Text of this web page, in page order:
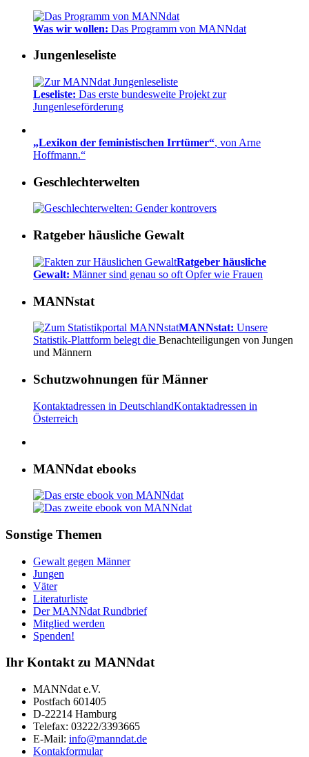
Was wir wollen: Das Programm von MANNdat
Jungenleseliste
Leseliste: Das erste bundesweite Projekt zur
Jungenleseförderung
„Lexikon der feministischen Irrtümer“, von Arne
Hoffmann.“
Geschlechterwelten
Ratgeber häusliche Gewalt
Ratgeber häusliche
Gewalt: Männer sind genau so oft Opfer wie Frauen
MANNstat
MANNstat: Unsere
Statistik-Plattform belegt die Benachteiligungen von Jungen
und Männern
Schutzwohnungen für Männer
Kontaktadressen in DeutschlandKontaktadressen in
Österreich
MANNdat ebooks
Sonstige Themen
Gewalt gegen Männer
Jungen
Väter
Literaturliste
Der MANNdat Rundbrief
Mitglied werden
Spenden!
Ihr Kontakt zu MANNdat
MANNdat e.V.
Postfach 601405
D-22214 Hamburg
Telefax: 03222/3393665
E-Mail: info@manndat.de
Kontakformular